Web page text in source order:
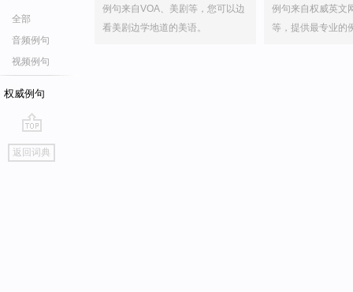
全部
音频例句
视频例句
权威例句
go
top
返回词典
例句来自VOA、美剧等，您可以边
看美剧边学地道的美语。
例句来自权威英文
等，提供最专业的